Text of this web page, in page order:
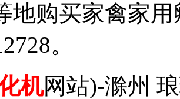
地购买家禽家
。
机网站)-滁州